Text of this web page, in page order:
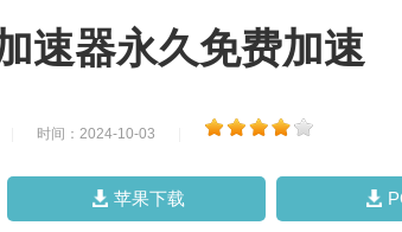
速器永久免费加速
时间：2024-10-03
苹果下载